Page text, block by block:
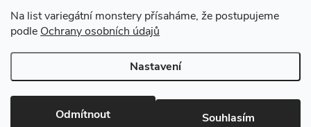
Na list variegátní monstery přísaháme, že postupujeme
podle Ochrany osobních údajů
Nastavení
Odmítnout Souhlasím
Gardners Design - Projekt, realizace a údržba zahrad a interiérů
Copyright 2026Gardners-eshop.cz. Všechna práva vyhrazena.Upravit
nastavení cookies